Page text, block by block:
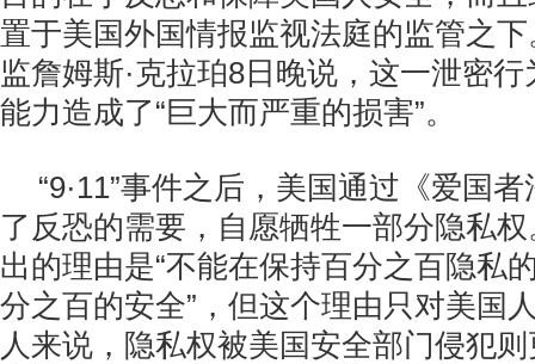
置于美国外国情报监视法庭的监管之
监詹姆斯·克拉珀8日晚说，这一泄密
能力造成了“巨大而严重的损害”。
“9·11”事件之后，美国通过《爱国
了反恐的需要，自愿牺牲一部分隐私
出的理由是“不能在保持百分之百隐私
分之百的安全”，但这个理由只对美国
人来说，隐私权被美国安全部门侵犯